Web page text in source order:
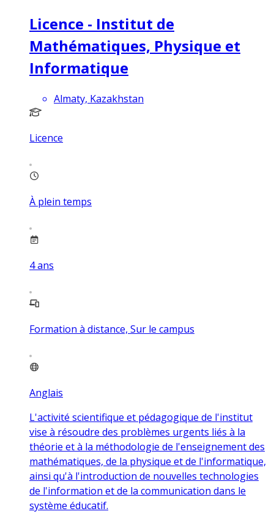
Licence - Institut de
Mathématiques, Physique et
Informatique
Almaty, Kazakhstan
Licence
À plein temps
4ans
Formation à distance, Sur le campus
Anglais
L'activité scientifique et pédagogique de l'institut
vise à résoudre des problèmes urgents liés à la
théorie et à la méthodologie de l'enseignement des
mathématiques, de la physique et de l'informatique,
ainsi qu'à l'introduction de nouvelles technologies
de l'information et de la communication dans le
système éducatif.